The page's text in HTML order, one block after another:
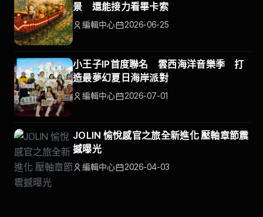
景 還能接力看畢卡索
編輯中心 2026-06-25
小王子IP首度聯名 雲西海洋音樂季 打
造最夢幻夏日海岸派對
編輯中心 2026-07-01
JOLIN 愉悅感官之旅全新進化 壓軸章節震
撼曝光
編輯中心 2026-04-03